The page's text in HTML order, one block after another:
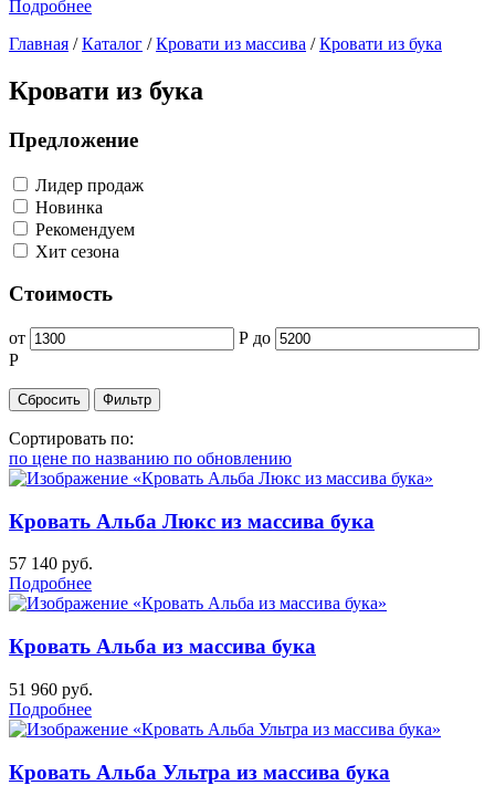
Подробнее
Главная /Каталог /Кровати из массива /Кровати из бука
Кровати из бука
Предложение
Лидер продаж
Новинка
Рекомендуем
Хит сезона
Стоимость
от Р до
Р
Сортировать по:
по цене по названию по обновлению
Кровать Альба Люкс из массива бука
57 140 руб.
Подробнее
Кровать Альба из массива бука
51 960 руб.
Подробнее
Кровать Альба Ультра из массива бука